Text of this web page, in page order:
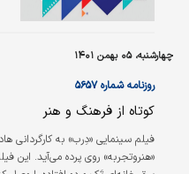
چهارشنبه، ۰۵ بهمن ۱۴۰۱
روزنامه شماره ۵۶۵۷
کوتاه از فرهنگ و هنر
«هنروتجربه» روی پرده می‌‌‌آید. این